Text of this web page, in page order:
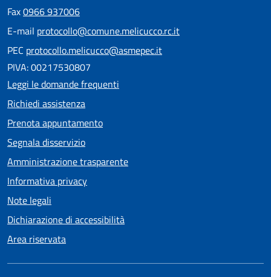
Fax0966 937006
E-mail protocollo@comune.melicucco.rc.it
PEC protocollo.melicucco@asmepec.it
PIVA: 00217530807
Leggi le domande frequenti
Richiedi assistenza
Prenota appuntamento
Segnala disservizio
Amministrazione trasparente
Informativa privacy
Note legali
Dichiarazione di accessibilità
Area riservata